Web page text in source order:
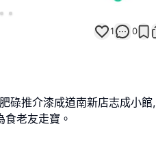
1 0
碌推介漆咸道南新店志成小館,
老友走寶。